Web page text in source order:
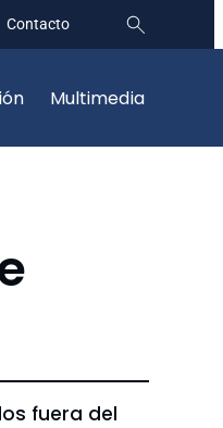
Contacto
Multimedia
fuera del